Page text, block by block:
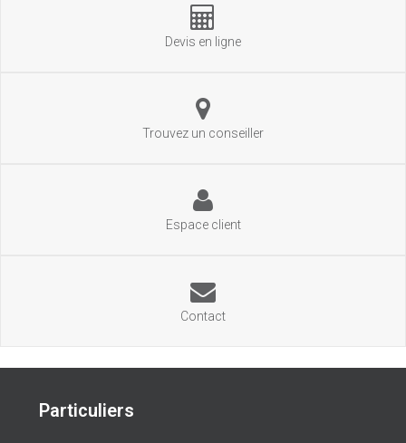
Devis en ligne
Trouvez un conseiller
Espace client
Contact
Particuliers